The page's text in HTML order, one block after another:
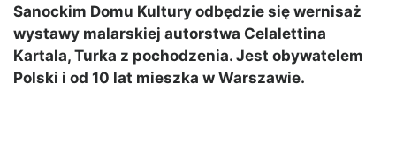
Sanockim Domu Kultury odbędzie się wernisaż
wystawy malarskiej autorstwa Celalettina
Kartala, Turka z pochodzenia. Jest obywatelem
Polski i od 10 lat mieszka w Warszawie.